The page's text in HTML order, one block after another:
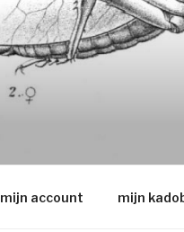
mijn account mijn